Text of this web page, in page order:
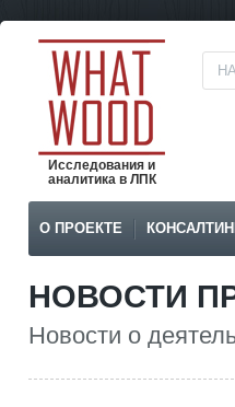
Исследования и
аналитика в ЛПК
О ПРОЕКТЕ
НОВОСТИ
Новости о